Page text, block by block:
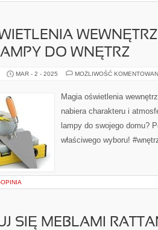
DO WNĘTRZ
MAR - 2 - 2025 MOŻLIWOŚĆ
Magia oświetlenia
nabiera charakteru i
lampy do swojego domu?
właściwego wyboru!
OPINIA
SIĘ MEBLAMI